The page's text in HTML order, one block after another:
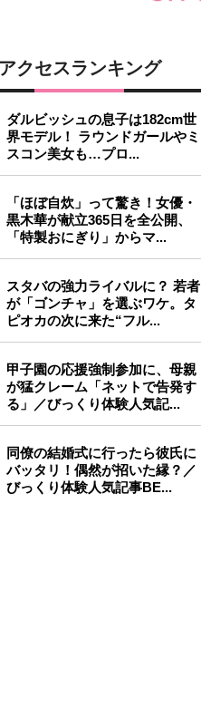
アクセスランキング
ダルビッシュの息子は182cm世
界モデル！ ラウンドガールやミ
スコン美女も…プロ...
「ほぼ自炊」って驚き！女優・
黒木華が献立365日を全公開、
「特製おにぎり」からマ...
スタバの強力ライバルに？ 若者
が「ゴンチャ」を選ぶワケ。タ
ピオカの次に来た“フル...
甲子園の応援強制参加に、母親
が猛クレーム「ネットで告発す
る」／びっくり体験人気記...
同僚の結婚式に行ったら彼氏に
バッタリ！偶然が招いた縁？／
びっくり体験人気記事BE...